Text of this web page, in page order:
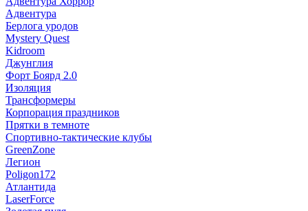
Адвентура
Берлога уродов
Mystery Quest
Kidroom
Джунглия
Форт Боярд 2.0
Изоляция
Трансформеры
Корпорация праздников
Прятки в темноте
Спортивно-тактические клубы
GreenZone
Легион
Poligon172
Атлантида
LaserForce